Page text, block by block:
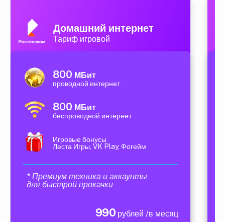
Домашний интернет
Тариф игровой
800 МБит
проводной интернет
800 МБит
беспроводной интернет
Игровые бонусы
Леста Игры, VK Play, Фогейм
* Премиум техника и аккаунты
для быстрой прокачки
990 рублей /в месяц